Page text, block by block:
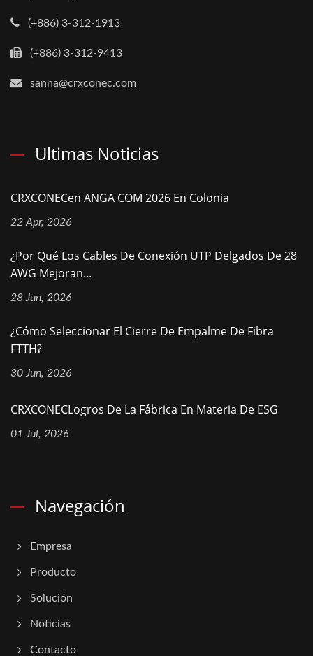
(+886) 3-312-1913
(+886) 3-312-9413
sanna@crxconec.com
Ultimas Noticias
CRXCONECen ANGA COM 2026 En Colonia
22 Apr, 2026
¿Por Qué Los Cables De Conexión UTP Delgados De 28
AWG Mejoran...
28 Jun, 2026
¿Cómo Seleccionar El Cierre De Empalme De Fibra
FTTH?
30 Jun, 2026
CRXCONECLogros De La Fábrica En Materia De ESG
01 Jul, 2026
Navegación
Empresa
Producto
Solución
Noticias
Contacto